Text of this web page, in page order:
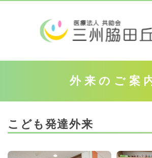
外来のご案
こども発達外来